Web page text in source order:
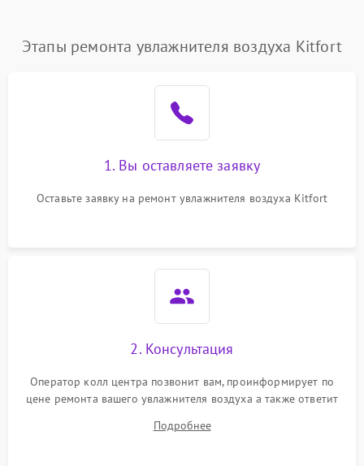
Этапы ремонта увлажнителя воздуха Kitfort
1. Вы оставляете заявку
Оставьте заявку на ремонт увлажнителя воздуха Kitfort
2. Консультация
Оператор колл центра позвонит вам, проинформирует по
цене ремонта вашего увлажнителя воздуха а также ответит
Подробнее